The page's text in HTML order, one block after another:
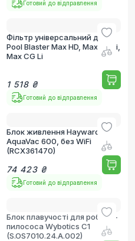
Готовий до відправлення
Фільтр універсальний для
Pool Blaster Max HD, Max HD Li,
Max CG Li
1 518 ₴
Готовий до відправлення
Блок живлення Hayward
AquaVac 600, без WiFi
(RCX361470)
74 423 ₴
Готовий до відправлення
Блок плавучості для робота-
пилососа Wybotics C1
(S.OS7010.24.A.002)